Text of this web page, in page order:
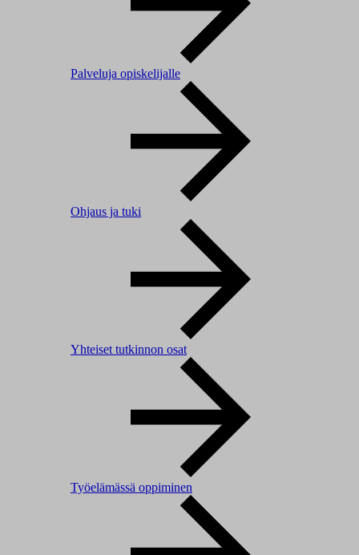
Palveluja opiskelijalle
Ohjaus ja tuki
Yhteiset tutkinnon osat
Työelämässä oppiminen